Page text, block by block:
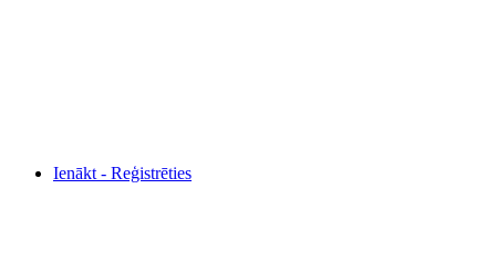
Ienākt - Reģistrēties